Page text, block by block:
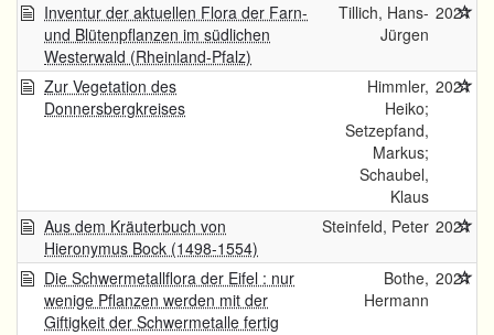
Inventur der aktuellen Flora der Farn-
und Blütenpflanzen im südlichen
Westerwald (Rheinland-Pfalz)
Tillich, Hans-
Jürgen
2021
Zur Vegetation des
Donnersbergkreises
Himmler,
Heiko;
Setzepfand,
Markus;
Schaubel,
Klaus
2021
Aus dem Kräuterbuch von
Hieronymus Bock (1498-1554)
Steinfeld, Peter 2021
Die Schwermetallflora der Eifel : nur
wenige Pflanzen werden mit der
Giftigkeit der Schwermetalle fertig
Bothe,
Hermann
2021